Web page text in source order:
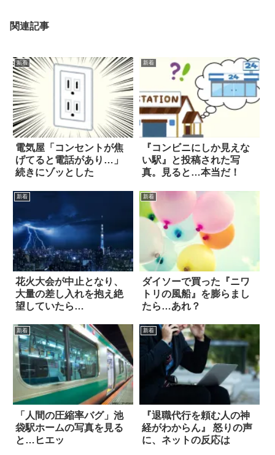
関連記事
新着
電気屋「コンセントが焦
げてると電話があり…」
続きにゾッとした
新着
『コンビニにしか見えな
い駅』と投稿された写
真。見ると…本当だ！
新着
花火大会が中止となり、
大量の差し入れを抱え絶
望していたら…
新着
ダイソーで買った『ニワ
トリの風船』を膨らまし
たら…あれ？
新着
「人間の圧縮率バグ」池
袋駅ホームの写真を見る
と…ヒエッ
新着
『退職代行を頼む人の神
経がわからん』 怒りの声
に、ネットの反応は